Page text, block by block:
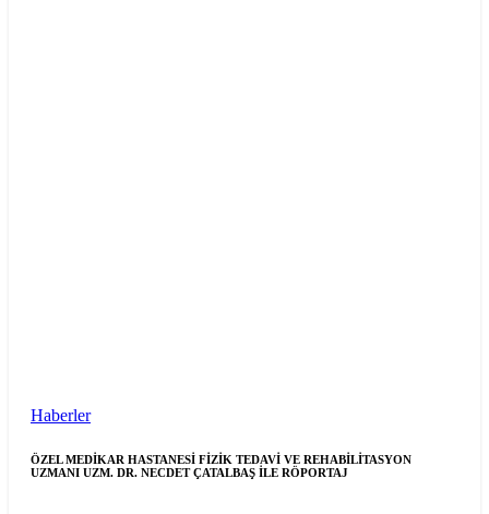
Haberler
ÖZEL MEDİKAR HASTANESİ FİZİK TEDAVİ VE REHABİLİTASYON
UZMANI UZM. DR. NECDET ÇATALBAŞ İLE RÖPORTAJ